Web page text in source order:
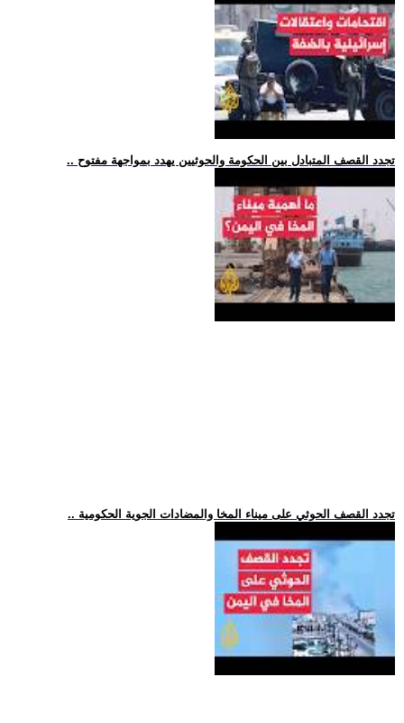
.. تجدد القصف المتبادل بين الحكومة والحوثيين يهدد بمواجهة مفتوح
.. تجدد القصف الحوثي على ميناء المخا والمضادات الجوية الحكومية